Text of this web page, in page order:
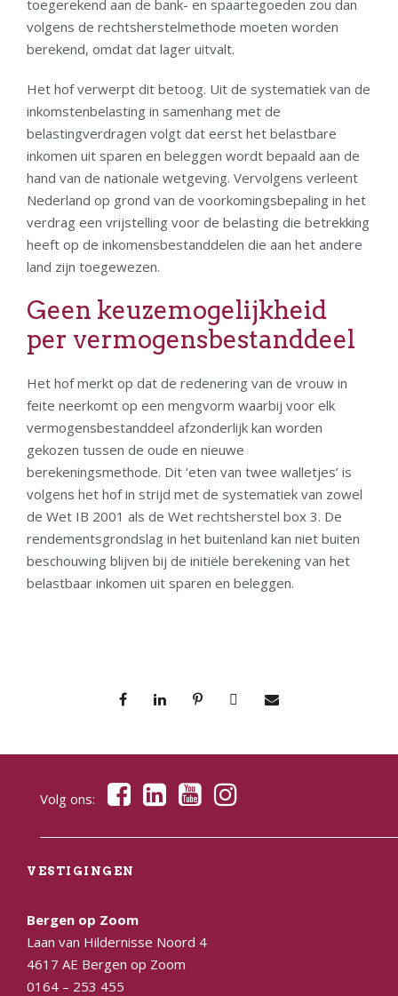
toegerekend aan de bank- en spaartegoeden zou dan
volgens de rechtsherstelmethode moeten worden
berekend, omdat dat lager uitvalt.
Het hof verwerpt dit betoog. Uit de systematiek van de
inkomstenbelasting in samenhang met de
belastingverdragen volgt dat eerst het belastbare
inkomen uit sparen en beleggen wordt bepaald aan de
hand van de nationale wetgeving. Vervolgens verleent
Nederland op grond van de voorkomingsbepaling in het
verdrag een vrijstelling voor de belasting die betrekking
heeft op de inkomensbestanddelen die aan het andere
land zijn toegewezen.
Geen keuzemogelijkheid
per vermogensbestanddeel
Het hof merkt op dat de redenering van de vrouw in
feite neerkomt op een mengvorm waarbij voor elk
vermogensbestanddeel afzonderlijk kan worden
gekozen tussen de oude en nieuwe
berekeningsmethode. Dit ‘eten van twee walletjes’ is
volgens het hof in strijd met de systematiek van zowel
de Wet IB 2001 als de Wet rechtsherstel box 3. De
rendementsgrondslag in het buitenland kan niet buiten
beschouwing blijven bij de initiële berekening van het
belastbaar inkomen uit sparen en beleggen.
Volg ons:
VESTIGINGEN
Bergen op Zoom
Laan van Hildernisse Noord 4
4617 AE Bergen op Zoom
0164 – 253 455